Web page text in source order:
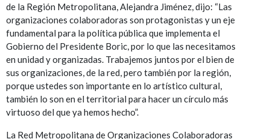
de la Región Metropolitana, Alejandra Jiménez, dijo: “Las
organizaciones colaboradoras son protagonistas y un eje
fundamental para la política pública que implementa el
Gobierno del Presidente Boric, por lo que las necesitamos
en unidad y organizadas. Trabajemos juntos por el bien de
sus organizaciones, de la red, pero también por la región,
porque ustedes son importante en lo artístico cultural,
también lo son en el territorial para hacer un círculo más
virtuoso del que ya hemos hecho”.
La Red Metropolitana de Organizaciones Colaboradoras